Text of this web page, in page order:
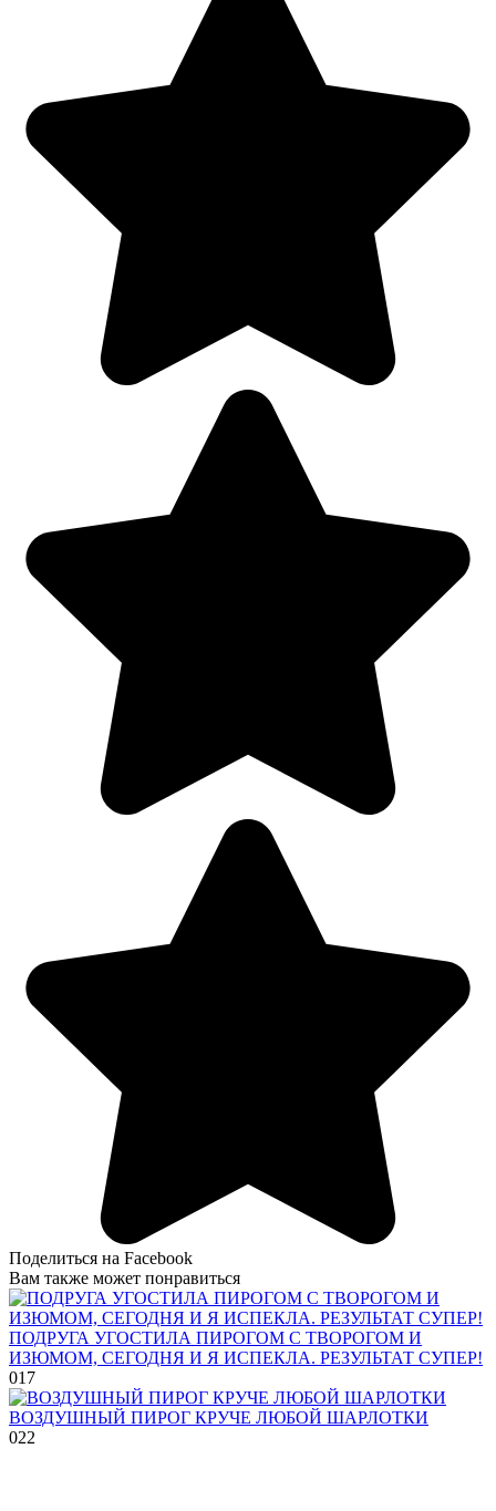
Поделиться на Facebook
Вам также может понравиться
ПОДРУГА УГОСТИЛА ПИРОГОМ С ТВОРОГОМ И
ИЗЮМОМ, СЕГОДНЯ И Я ИСПЕКЛА. РЕЗУЛЬТАТ СУПЕР!
017
ВОЗДУШНЫЙ ПИРОГ КРУЧЕ ЛЮБОЙ ШАРЛОТКИ
022